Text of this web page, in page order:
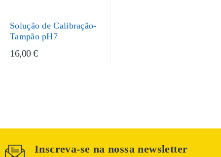
Solução de Calibração-
Tampão pH7
16,00 €
Inscreva-se na nossa newsletter